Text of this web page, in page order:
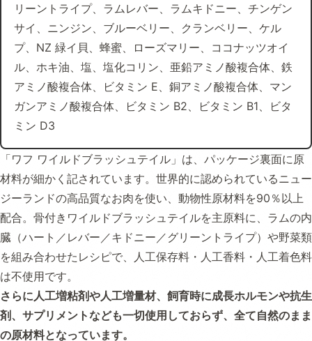
リーントライプ、ラムレバー、ラムキドニー、チンゲン
サイ、ニンジン、ブルーベリー、クランベリー、ケル
プ、NZ 緑イ貝、蜂蜜、ローズマリー、ココナッツオイ
ル、ホキ油、塩、塩化コリン、亜鉛アミノ酸複合体、鉄
アミノ酸複合体、ビタミン E、銅アミノ酸複合体、マン
ガンアミノ酸複合体、ビタミン B2、ビタミン B1、ビタ
ミン D3
「ワフ ワイルドブラッシュテイル」は、パッケージ裏面に原
材料が細かく記されています。世界的に認められているニュー
ジーランドの高品質なお肉を使い、動物性原材料を90％以上
配合。骨付きワイルドブラッシュテイルを主原料に、ラムの内
臓（ハート／レバー／キドニー／グリーントライプ）や野菜類
を組み合わせたレシピで、人工保存料・人工香料・人工着色料
は不使用です。
さらに人工増粘剤や人工増量材、飼育時に成長ホルモンや抗生
剤、サプリメントなども一切使用しておらず、全て自然のまま
の原材料となっています。